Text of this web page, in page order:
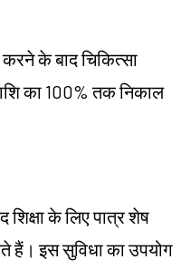
के बाद चिकित्सा
का 100% तक निकाल
के लिए पात्र शेष
हैं। इस सुविधा का उपयोग